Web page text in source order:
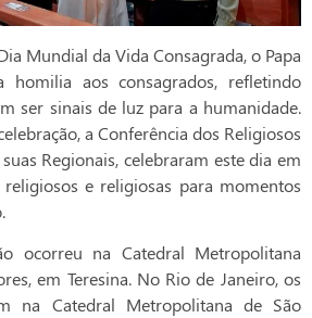
Mundial da Vida Consagrada, o Papa
homilia aos consagrados, refletindo
ser sinais de luz para a humanidade.
a Conferência dos Religiosos
Regionais, celebraram este dia em
e religiosas para momentos
ocorreu na Catedral Metropolitana
em Teresina. No Rio de Janeiro, os
na Catedral Metropolitana de São